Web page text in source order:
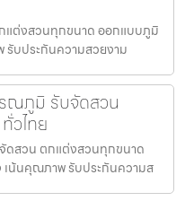
แต่งสวนทุกขนาด ออกแบบภูมิ
รับประกันความสวยงาม
ณภูมิ รับจัดสวน
วไทย
สวน ตกแต่งสวนทุกขนาด
เน้นคุณภาพ รับประกันความส